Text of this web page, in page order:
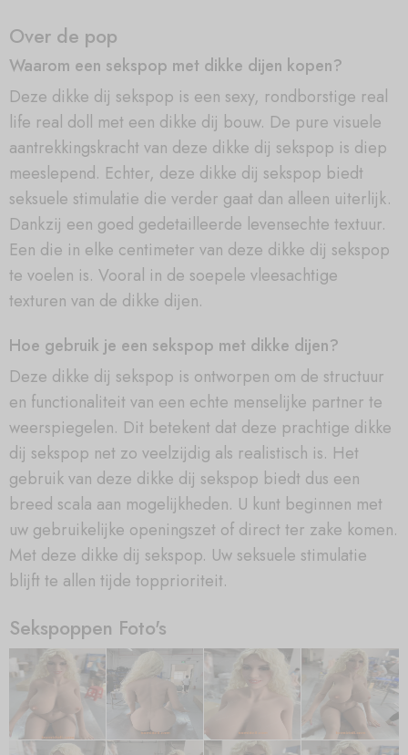
Over de pop
Waarom een sekspop met dikke dijen kopen?
Deze dikke dij sekspop is een sexy, rondborstige real
life real doll met een dikke dij bouw. De pure visuele
aantrekkingskracht van deze dikke dij sekspop is diep
meeslepend. Echter, deze dikke dij sekspop biedt
seksuele stimulatie die verder gaat dan alleen uiterlijk.
Dankzij een goed gedetailleerde levensechte textuur.
Een die in elke centimeter van deze dikke dij sekspop
te voelen is. Vooral in de soepele vleesachtige
texturen van de dikke dijen.
Hoe gebruik je een sekspop met dikke dijen?
Deze dikke dij sekspop is ontworpen om de structuur
en functionaliteit van een echte menselijke partner te
weerspiegelen. Dit betekent dat deze prachtige dikke
dij sekspop net zo veelzijdig als realistisch is. Het
gebruik van deze dikke dij sekspop biedt dus een
breed scala aan mogelijkheden. U kunt beginnen met
uw gebruikelijke openingszet of direct ter zake komen.
Met deze dikke dij sekspop. Uw seksuele stimulatie
blijft te allen tijde topprioriteit.
Sekspoppen Foto's